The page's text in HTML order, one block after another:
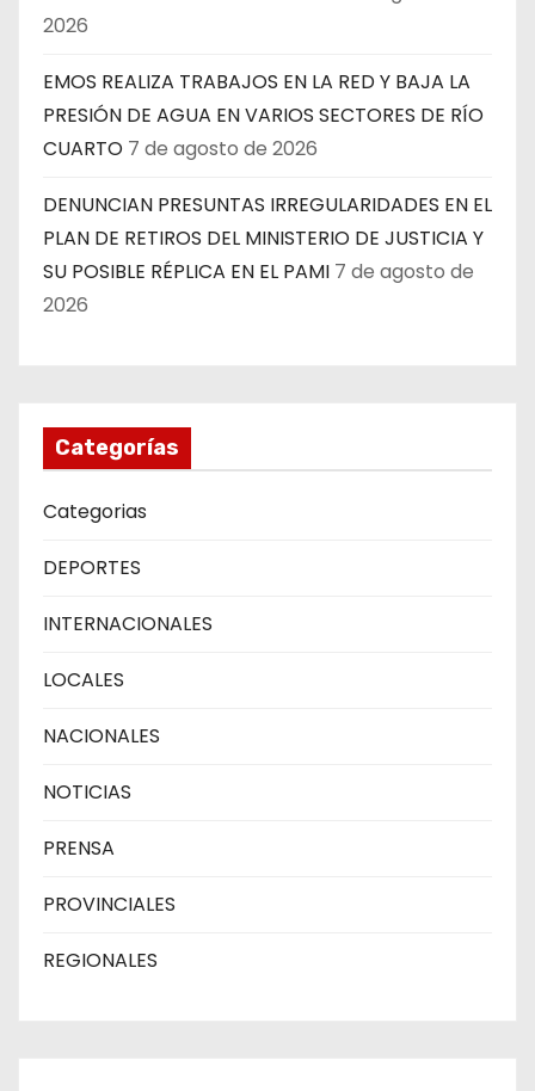
2026
EMOS REALIZA TRABAJOS EN LA RED Y BAJA LA
PRESIÓN DE AGUA EN VARIOS SECTORES DE RÍO
CUARTO 7 de agosto de 2026
DENUNCIAN PRESUNTAS IRREGULARIDADES EN EL
PLAN DE RETIROS DEL MINISTERIO DE JUSTICIA Y
SU POSIBLE RÉPLICA EN EL PAMI 7 de agosto de
2026
Categorías
Categorias
DEPORTES
INTERNACIONALES
LOCALES
NACIONALES
NOTICIAS
PRENSA
PROVINCIALES
REGIONALES